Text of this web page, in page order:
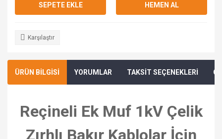
SEPETE EKLE HEMEN AL
Karşılaştır
ÜRÜN BİLGİSİ YORUMLAR TAKSİT SEÇENEKLERİ
Reçineli Ek Muf 1kV Çelik
Zırhlı Bakır Kablolar İçin